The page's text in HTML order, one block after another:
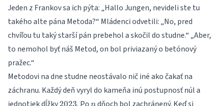
Jeden z Frankov sa ich pýta: „Hallo Jungen, nevideli ste tu
takého alte pána Metoda?“ Mládenci odvetili: „No, pred
chvíľou tu taký starší pán prebehol a skočil do studne.“ „Aber,
to nemohol byť náš Metod, on bol priviazaný o betónový
pražec.“
Metodovi na dne studne neostávalo nič iné ako čakať na
záchranu. Každý deň vyryl do kameňa inú postupnosť núl a
2023
2023 n